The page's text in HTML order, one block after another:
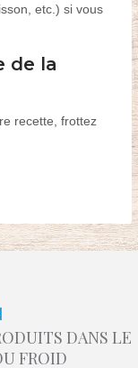
etc.) si vous
de la
recette, frottez
DANS LE
FROID